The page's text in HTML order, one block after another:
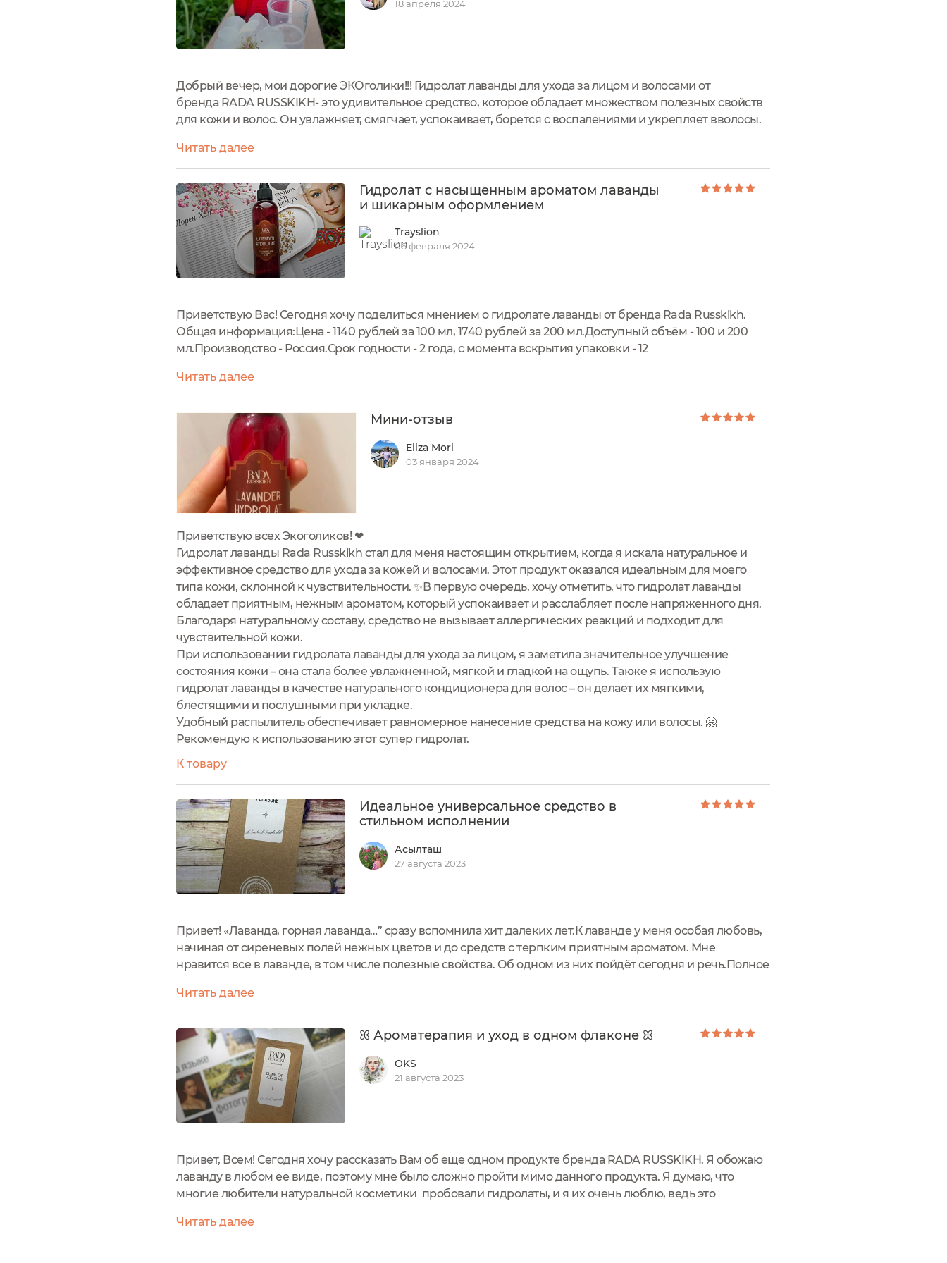
18 апреля 2024
Добрый вечер, мои дорогие ЭКОголики!!! Гидролат лаванды для ухода за лицом и волосами от
бренда RADA RUSSKIKH- это удивительное средство, которое обладает множеством полезных свойств
для кожи и волос. Он увлажняет, смягчает, успокаивает, борется с воспалениями и укрепляет вволосы.
очищает поры кожи, снимает...
Читать далее
Гидролат с насыщенным ароматом лаванды
и шикарным оформлением
Trayslion
06 февраля 2024
Приветствую Вас! Сегодня хочу поделиться мнением о гидролате лаванды от бренда Rada Russkikh.
Общая информация:Цена - 1140 рублей за 100 мл, 1740 рублей за 200 мл.Доступный объём - 100 и 200
мл.Производство - Россия.Срок годности - 2 года, с момента вскрытия упаковки - 12
подробным описанием.Состав:LAVANDULA...
Читать далее
Мини-отзыв
Eliza Mori
03 января 2024
Приветствую всех Экоголиков! ❤
Гидролат лаванды Rada Russkikh стал для меня настоящим открытием, когда я искала натуральное и
эффективное средство для ухода за кожей и волосами. Этот продукт оказался идеальным для моего
типа кожи, склонной к чувствительности. ✨В первую очередь, хочу отметить, что гидролат лаванды
обладает приятным, нежным ароматом, который успокаивает и расслабляет после напряженного дня.
Благодаря натуральному составу, средство не вызывает аллергических реакций и подходит для
чувствительной кожи.
При использовании гидролата лаванды для ухода за лицом, я заметила значительное улучшение
состояния кожи – она стала более увлажненной, мягкой и гладкой на ощупь. Также я использую
гидролат лаванды в качестве натурального кондиционера для волос – он делает их мягкими,
блестящими и послушными при укладке.
Удобный распылитель обеспечивает равномерное нанесение средства на кожу или волосы. 🤗
Рекомендую к использованию этот супер гидролат.
К товару
Идеальное универсальное средство в
стильном исполнении
Асылташ
27 августа 2023
Привет! «Лаванда, горная лаванда…” сразу вспомнила хит далеких лет.К лаванде у меня особая любовь,
начиная от сиреневых полей нежных цветов и до средств с терпким приятным ароматом. Мне
нравится все в лаванде, в том числе полезные свойства. Об одном из них пойдёт сегодня и речь.Полное
Россия.Производитель:...
Читать далее
ꕤ Ароматерапия и уход в одном флаконе ꕤ
OKS
21 августа 2023
Привет, Всем! Сегодня хочу рассказать Вам об еще одном продукте бренда RADA RUSSKIKH. Я обожаю
лаванду в любом ее виде, поэтому мне было сложно пройти мимо данного продукта. Я думаю, что
многие любители натуральной косметики пробовали гидролаты, и я их очень люблю, ведь это
полученная с помощью паровой дистилляции...
Читать далее